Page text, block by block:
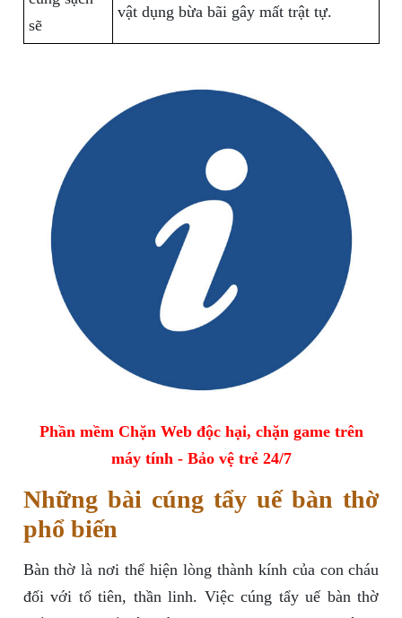
sẽ
vật dụng bừa bãi gây mất trật tự.
Phần mềm Chặn Web độc hại, chặn game trên
máy tính - Bảo vệ trẻ 24/7
Những bài cúng tẩy uế bàn thờ
phổ biến
Bàn thờ là nơi thể hiện lòng thành kính của con cháu
đối với tổ tiên, thần linh. Việc cúng tẩy uế bàn thờ